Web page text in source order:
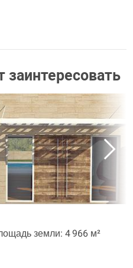
земли: 4 966 м²